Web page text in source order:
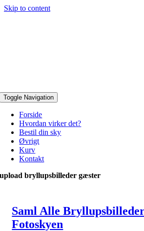
Skip to content
Toggle Navigation
Forside
Hvordan virker det?
Bestil din sky
Øvrigt
Kurv
Kontakt
upload bryllupsbilleder gæster
Saml Alle
Fotoskyen